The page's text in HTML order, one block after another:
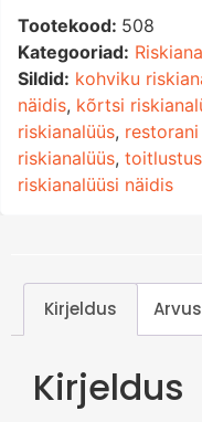
Tootekood: 508
Kategooriad:
Sildid: kohviku
näidis, kõrtsi
riskianalüüs,
riskianalüüs,
riskianalüüsi näidis
Kirjeldus
Kirjeldus